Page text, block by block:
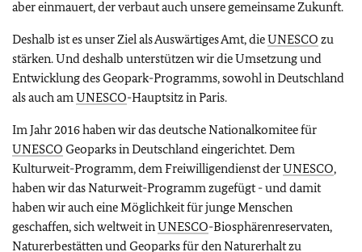
aber einmauert, der verbaut auch unsere gemeinsame Zukunft.
Deshalb ist es unser Ziel als Auswärtiges Amt, dieUNESCO zu
stärken. Und deshalb unterstützen wir die Umsetzung und
Entwicklung des Geopark-Programms, sowohl in Deutschland
als auch amUNESCO-Hauptsitz in Paris.
Im Jahr 2016 haben wir das deutsche Nationalkomitee für
UNESCO Geoparks in Deutschland eingerichtet. Dem
Kulturweit-Programm, dem Freiwilligendienst derUNESCO,
haben wir das Naturweit-Programm zugefügt - und damit
haben wir auch eine Möglichkeit für junge Menschen
geschaffen, sich weltweit inUNESCO-Biosphärenreservaten,
Naturerbestätten und Geoparks für den Naturerhalt zu